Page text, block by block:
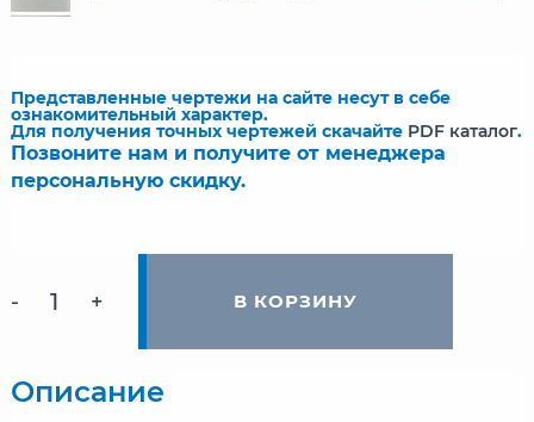
Представленные чертежи на сайте несут в себе
ознакомительный характер.
Для получения точных чертежей скачайте PDF каталог.
Позвоните нам и получите от менеджера
персональную скидку.
- + В КОРЗИНУ
Описание